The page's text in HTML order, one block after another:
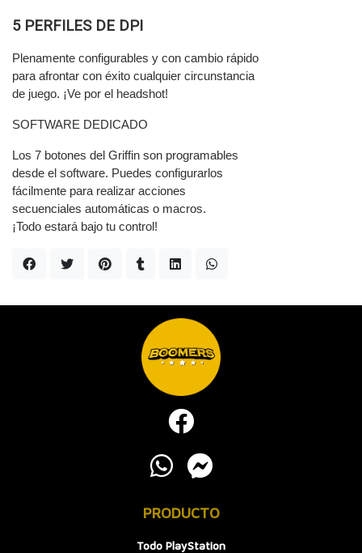
5 PERFILES DE DPI
Plenamente configurables y con cambio rápido
para afrontar con éxito cualquier circunstancia
de juego. ¡Ve por el headshot!
SOFTWARE DEDICADO
Los 7 botones del Griffin son programables
desde el software. Puedes configurarlos
fácilmente para realizar acciones
secuenciales automáticas o macros.
¡Todo estará bajo tu control!
PRODUCTO
Todo PlayStation